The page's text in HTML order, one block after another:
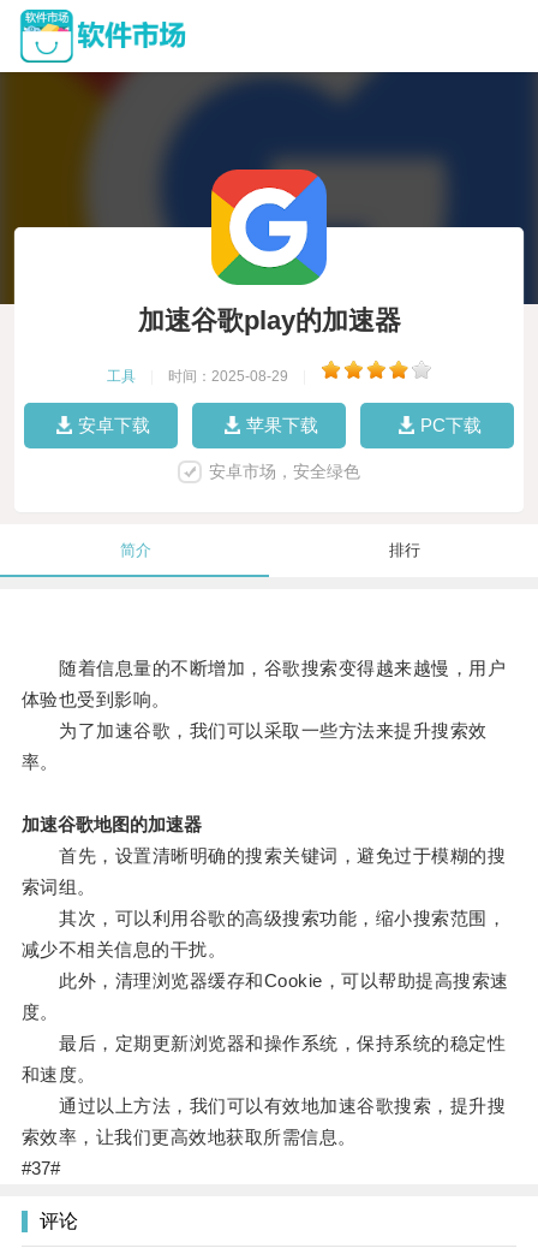
加速谷歌play的加速器
工具 时间：2025-08-29
安卓下载 苹果下载 PC下载
安卓市场，安全绿色
简介 排行
随着信息量的不断增加，谷歌搜索变得越来越慢，用户
体验也受到影响。
为了加速谷歌，我们可以采取一些方法来提升搜索效
率。
加速谷歌地图的加速器
首先，设置清晰明确的搜索关键词，避免过于模糊的搜
索词组。
其次，可以利用谷歌的高级搜索功能，缩小搜索范围，
减少不相关信息的干扰。
此外，清理浏览器缓存和Cookie，可以帮助提高搜索速
度。
最后，定期更新浏览器和操作系统，保持系统的稳定性
和速度。
通过以上方法，我们可以有效地加速谷歌搜索，提升搜
索效率，让我们更高效地获取所需信息。
#37#
评论